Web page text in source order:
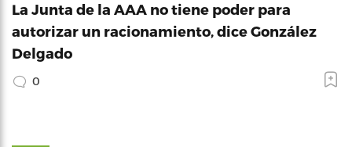
La Junta de la AAA no tiene poder para
autorizar un racionamiento, dice González
Delgado
0